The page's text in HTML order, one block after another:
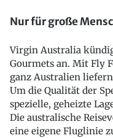
Nur für große
Virgin Australia
Gourmets an. Mit Fly
ganz Australien
Um die Qualität der
spezielle, geheizte
Die australische
eine eigene Fluglinie